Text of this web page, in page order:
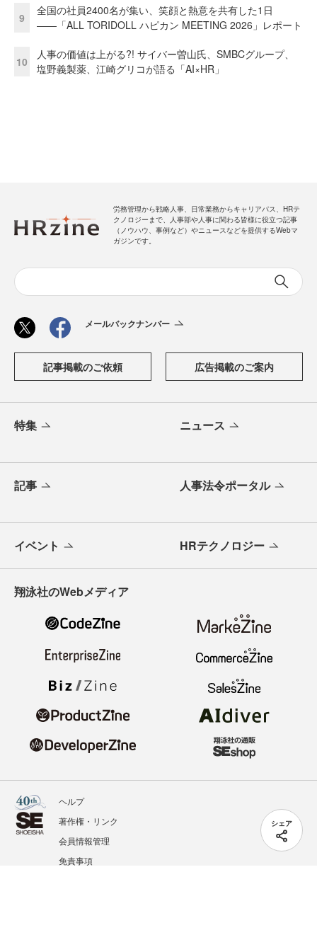
シェア
9
全国の社員2400名が集い、笑顔と熱意を共有した1日
――「ALL TORIDOLL ハピカン MEETING 2026」レポート
10
人事の価値は上がる?! サイバー曽山氏、SMBCグループ、
塩野義製薬、江崎グリコが語る「AI×HR」
労務管理から戦略人事、日常業務からキャリアパス、HRテ
クノロジーまで、人事部や人事に関わる皆様に役立つ記事
（ノウハウ、事例など）やニュースなどを提供するWebマ
ガジンです。
メールバックナンバー
記事掲載のご依頼 広告掲載のご案内
特集 ニュース
記事 人事法令ポータル
イベント HRテクノロジー
翔泳社のWebメディア
ヘルプ
著作権・リンク
会員情報管理
免責事項